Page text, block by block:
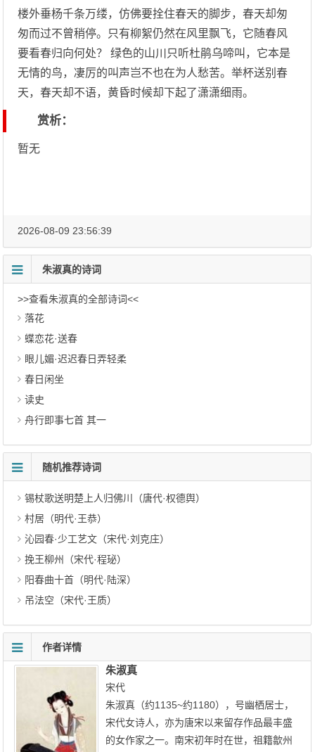
楼外垂杨千条万缕，仿佛要拴住春天的脚步，春天却匆
匆而过不曾稍停。只有柳絮仍然在风里飘飞，它随春风
要看春归向何处？ 绿色的山川只听杜鹃乌啼叫，它本是
无情的鸟，凄厉的叫声岂不也在为人愁苦。举杯送别春
天，春天却不语，黄昏时候却下起了潇潇细雨。
赏析：
暂无
2026-08-09 23:56:39
朱淑真的诗词
>>查看朱淑真的全部诗词<<
落花
蝶恋花·送春
眼儿媚·迟迟春日弄轻柔
春日闲坐
读史
舟行即事七首 其一
随机推荐诗词
锡杖歌送明楚上人归佛川（唐代·权德舆）
村居（明代·王恭）
沁园春·少工艺文（宋代·刘克庄）
挽王柳州（宋代·程珌）
阳春曲十首（明代·陆深）
吊法空（宋代·王质）
作者详情
朱淑真
宋代
朱淑真（约1135~约1180），号幽栖居士，
宋代女诗人，亦为唐宋以来留存作品最丰盛
的女作家之一。南宋初年时在世，祖籍歙州